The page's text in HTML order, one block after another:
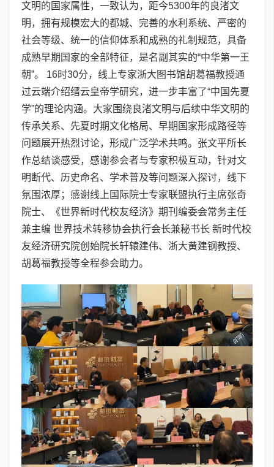
文明的国家属性，一致认为，距今5300年的良渚文
明，拥有规模宏大的都城、完善的水利系统、严密的
社会等级、统一的信仰体系和成熟的礼制规范，具备
成熟早期国家的全部特征，是名副其实的“中华第一王
朝”。 16时30分，线上专家浙大图书馆胡葛福教授通
过云端介绍缙云皇帝学研究，进一步丰富了“中国先夏
学”的理论内涵。大家围绕良渚文明与后续中华文明的
传承关系、先夏时期文化格局、早期国家形成路径等
问题展开热烈讨论，形成广泛学术共鸣。张文平所长
作总结谈感受，感谢参会者与专家积极互动，针对文
明断代、历史命名、学术普及等问题深入探讨，线下
氛围浓厚；感谢线上国际院士专家联盟执行主席张奇
院士、《世界新时代校友经济》期刊编委会常务主任
兼主编 世界技术转移协会执行会长兼秘书长 新时代校
友经济研究院创始院长轩辕建伟、浙大黄建钢教授、
胡葛福教授等全程参会助力。